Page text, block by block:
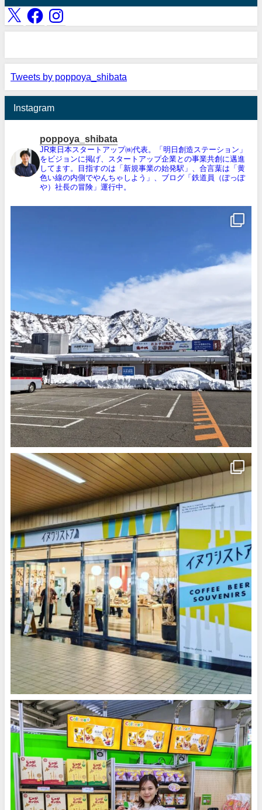
Tweets by poppoya_shibata
Instagram
poppoya_shibata
JR東日本スタートアップ㈱代表。「明日創造ステーション」
をビジョンに掲げ、スタートアップ企業との事業共創に邁進
してます。目指すのは「新規事業の始発駅」、合言葉は「黄
色い線の内側でやんちゃしよう」、ブログ「鉄道員（ぽっぽ
や）社長の冒険」運行中。